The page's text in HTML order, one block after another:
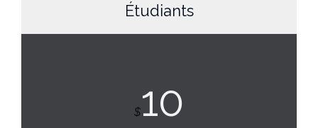
Étudiants
$10